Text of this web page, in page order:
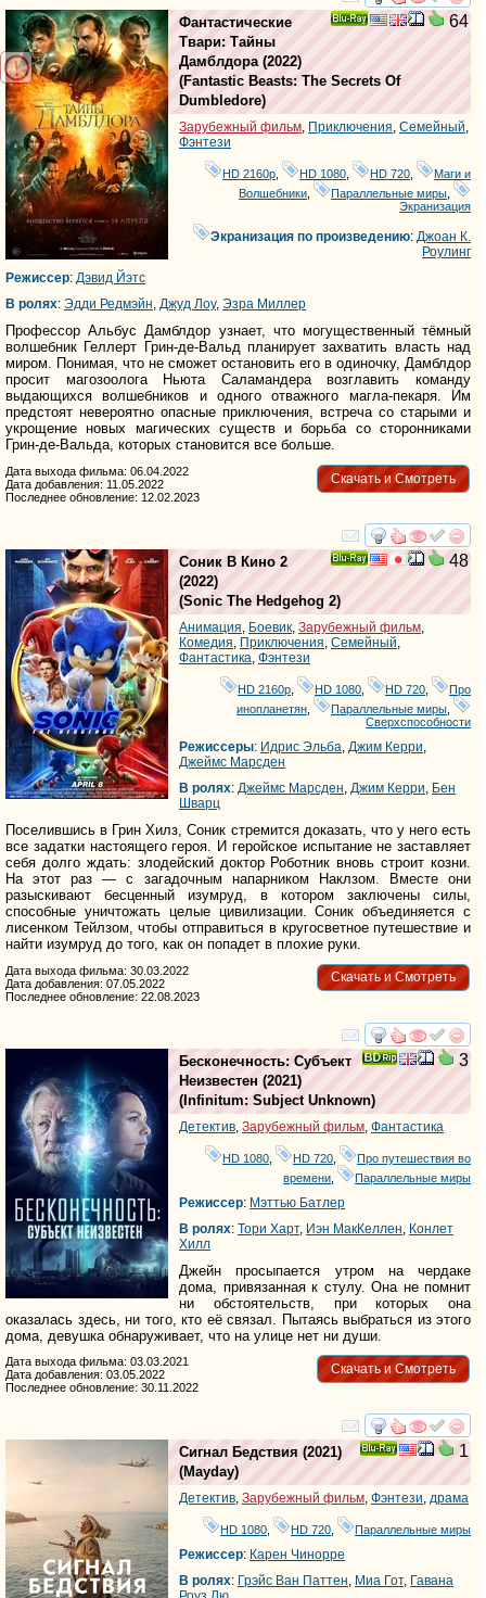
смотреть
64
Фантастические
Твари: Тайны
Дамблдора(2022)
(Fantastic Beasts: The Secrets Of
Dumbledore)
Зарубежный фильм, Приключения, Семейный,
Фэнтези
HD 2160р HD 1080 HD 720
Маги и
Волшебники
Параллельные миры
Экранизация
Экранизация по произведению:Джоан К.
Роулинг
Режиссер: Дэвид Йэтс
В ролях: Эдди Редмэйн, Джуд Лоу, Эзра Миллер
Профессор Альбус Дамблдор узнает, что могущественный тёмный
волшебник Геллерт Грин-де-Вальд планирует захватить власть над
миром. Понимая, что не сможет остановить его в одиночку, Дамблдор
просит магозоолога Ньюта Саламандера возглавить команду
выдающихся волшебников и одного отважного магла-пекаря. Им
предстоят невероятно опасные приключения, встреча со старыми и
укрощение новых магических существ и борьба со сторонниками
Грин-де-Вальда, которых становится все больше.
Скачать и Смотреть
Дата выхода фильма: 06.04.2022
Дата добавления: 11.05.2022
Последнее обновление: 12.02.2023
смотреть
48
Соник В Кино 2
(2022)
(Sonic The Hedgehog 2)
Анимация, Боевик, Зарубежный фильм,
Комедия, Приключения, Семейный,
Фантастика, Фэнтези
HD 2160р HD 1080 HD 720
Про
инопланетян
Параллельные миры
Сверхспособности
Режиссеры: Идрис Эльба, Джим Керри,
Джеймс Марсден
В ролях: Джеймс Марсден, Джим Керри, Бен
Шварц
Поселившись в Грин Хилз, Соник стремится доказать, что у него есть
все задатки настоящего героя. И геройское испытание не заставляет
себя долго ждать: злодейский доктор Роботник вновь строит козни.
На этот раз — с загадочным напарником Наклзом. Вместе они
разыскивают бесценный изумруд, в котором заключены силы,
способные уничтожать целые цивилизации. Соник объединяется с
лисенком Тейлзом, чтобы отправиться в кругосветное путешествие и
найти изумруд до того, как он попадет в плохие руки.
Скачать и Смотреть
Дата выхода фильма: 30.03.2022
Дата добавления: 07.05.2022
Последнее обновление: 22.08.2023
смотреть
3
Бесконечность: Субъект
Неизвестен (2021)
(Infinitum: Subject Unknown)
Детектив Зарубежный фильм Фантастика
HD 1080 HD 720
Про путешествия во
времени
Параллельные миры
Режиссер: Мэттью Батлер
В ролях: Тори Харт, Иэн МакКеллен Конлет
Хилл
Джейн просыпается утром на чердаке
дома, привязанная к стулу. Она не помнит
ни обстоятельств, при которых она
оказалась здесь, ни того, кто её связал. Пытаясь выбраться из этого
дома, девушка обнаруживает, что на улице нет ни души.
Скачать и Смотреть
Дата выхода фильма: 03.03.2021
Дата добавления: 03.05.2022
Последнее обновление: 30.11.2022
смотреть
1
Сигнал Бедствия (2021)
(Mayday)
Детектив, Зарубежный фильм, Фэнтези, драма
HD 1080, HD 720, Параллельные миры
Режиссер: Карен Чинорре
В ролях: Грэйс Ван Паттен, Миа Гот, Гавана